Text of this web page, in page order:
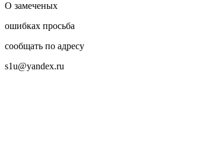
О замеченых
ошибках просьба
сообщать по адресу
s1u@yandex.ru